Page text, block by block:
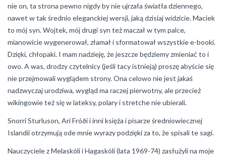
nie on, ta strona pewno nigdy by nie ujrzała światła dziennego,
nawet w tak średnio eleganckiej wersji, jaką dzisiaj widzicie. Maciek
to mój syn. Wojtek, mój drugi syn też maczał w tym palce,
mianowicie wygenerował, złamał i sformatował wszystkie e-booki.
Dzięki, chłopaki. I mam nadzieję, że jeszcze będziemy zmieniać to i
owo. A was, drodzy czytelnicy (jeśli tacy istnieją) proszę abyście się
nie przejmowali wyglądem strony. Ona celowo nie jest jakaś
nadzwyczaj urodziwa, wygląd ma raczej pierwotny, ale przecież
wikingowie też się w lateksy, polary i stretche nie ubierali.
Snorri Sturluson, Ari Fróði i inni księża i pisarze średniowiecznej
Islandii otrzymują ode mnie wyrazy podzięki za to, że spisali te sagi.
Nauczyciele z Melaskóli i Hagaskóli (lata 1969-74) zasłużyli na moje